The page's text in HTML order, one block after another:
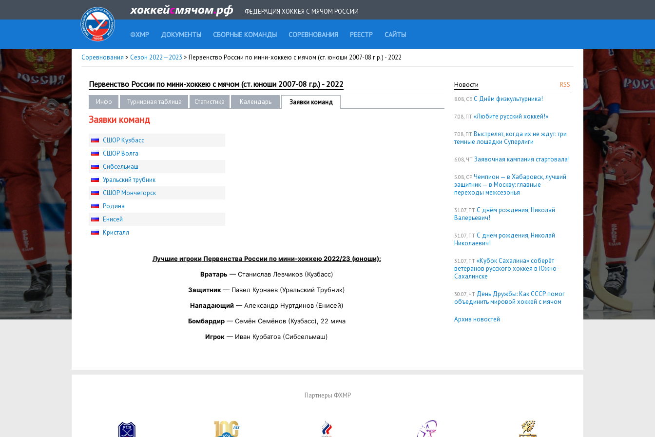
ФЕДЕРАЦИЯ ХОККЕЯ С МЯЧОМ РОССИИ
ФХМР ДОКУМЕНТЫ СБОРНЫЕ КОМАНДЫ СОРЕВНОВАНИЯ РЕЕСТР САЙТЫ
Соревнования > Сезон 2022—2023 > Первенство России по мини-хоккею с мячом (ст. юноши 2007-08 г.р.) - 2022
RSS
Новости
8.08, СБ С Днём физкультурника!
7.08, ПТ «Любите русский хоккей!»
7.08, ПТ Выстрелят, когда их не ждут: три
темные лошадки Суперлиги
6.08, ЧТ Заявочная кампания стартовала!
5.08, СР Чемпион — в Хабаровск, лучший
защитник — в Москву: главные
переходы межсезонья
31.07, ПТ С днём рождения, Николай
Валерьевич!
31.07, ПТ С днём рождения, Николай
Николаевич!
31.07, ПТ «Кубок Сахалина» соберёт
ветеранов русского хоккея в Южно-
Сахалинске
30.07, ЧТ День Дружбы: Как СССР помог
объединить мировой хоккей с мячом
Архив новостей
Первенство России по мини-хоккею с мячом (ст. юноши 2007-08 г.р.) - 2022
Инфо Турнирная таблица Статистика Календарь Заявки команд
Заявки команд
СШОР Кузбасс
СШОР Волга
Сибсельмаш
Уральский трубник
СШОР Мончегорск
Родина
Енисей
Кристалл
Лучшие игрокиПервенства России по мини-хоккею 2022/23 (юноши):
Вратарь — Станислав Левчиков (Кузбасс)
Защитник — Павел Курнаев (Уральский Трубник)
Нападающий— Александр Нуртдинов (Енисей)
Бомбардир— Семён Семёнов (Кузбасс), 22 мяча
Игрок — Иван Курбатов (Сибсельмаш)
Партнеры ФХМР